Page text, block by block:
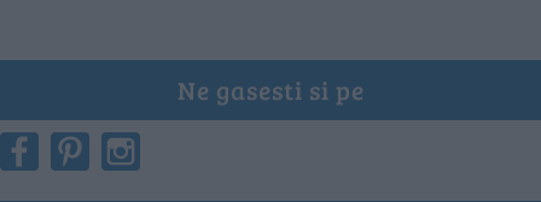
Ne gasesti si pe